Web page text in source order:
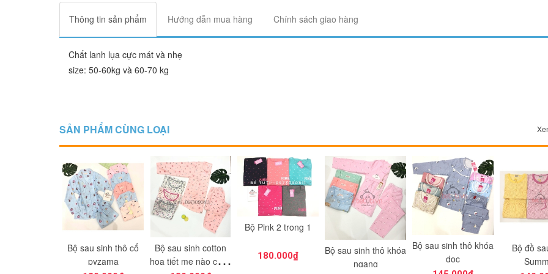
Thông tin sản phẩm Hướng dẫn mua hàng Chính sách giao hàng
Chất lanh lụa cực mát và nhẹ
size: 50-60kg và 60-70 kg
SẢN PHẨM CÙNG LOẠI
Bộ sau sinh cotton
họa tiết mẹ nào cũng
Bộ Pink 2 trong 1
180.000₫
Bộ sau sinh thô khóa
Bộ sau sinh thô khóa
Bộ đồ sau sinh
Summer
Bộ